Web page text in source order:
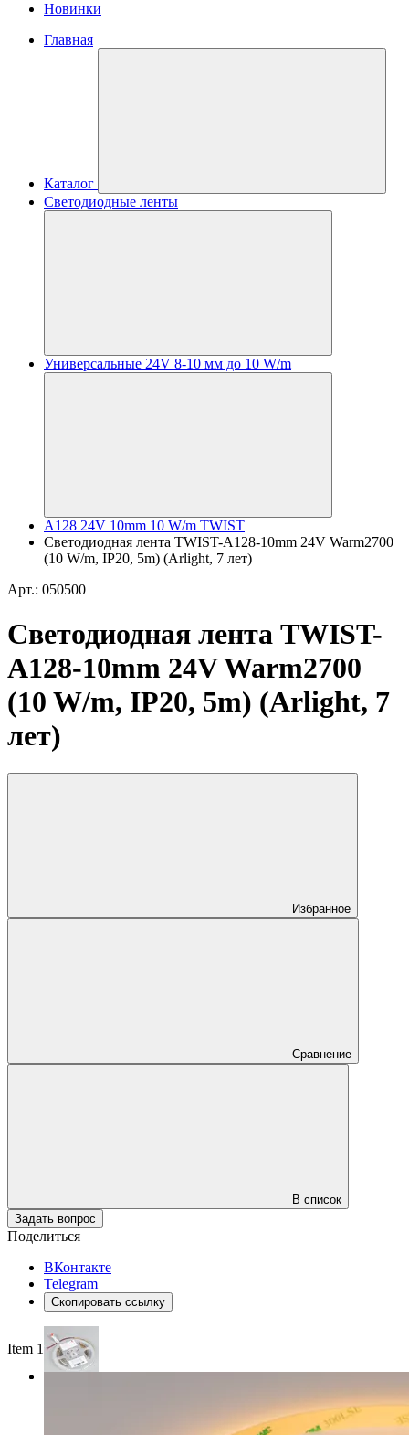
Новинки
Главная
Каталог
Светодиодные ленты
Универсальные 24V 8-10 мм до 10 W/m
A128 24V 10mm 10 W/m TWIST
Светодиодная лента TWIST-A128-10mm 24V Warm2700
(10 W/m, IP20, 5m) (Arlight, 7 лет)
Арт.: 050500
Светодиодная лента TWIST-
A128-10mm 24V Warm2700
(10 W/m, IP20, 5m) (Arlight, 7
лет)
Избранное
Сравнение
В список
Задать вопрос
Поделиться
ВКонтакте
Telegram
Скопировать ссылку
Item 1 of 3